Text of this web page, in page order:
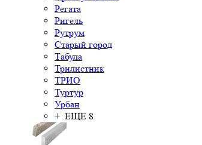
Регата
Ригель
Рутрум
Старый город
Табула
Трилистник
ТРИО
Туртур
Урбан
+ ЕЩЕ 8